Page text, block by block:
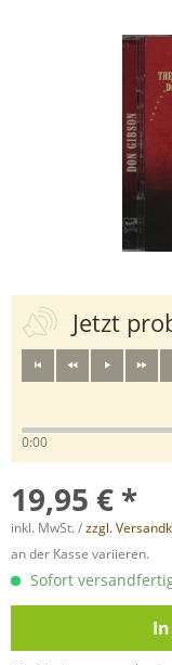
Jetzt
0:00
19,95 € *
inkl. MwSt. /zzgl.
an der Kasse variieren.
Sofort